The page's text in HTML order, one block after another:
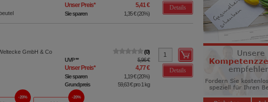
Unser Preis* 5,41 €
Sie sparen 1,35 €(20%)
Details
GmbH & Co
0
UVP** 5,96 €
Unser Preis* 4,77 €
Sie sparen 1,19 €(20%)
Grundpreis
59,63 €pro 1 kg
Details
20% 20%